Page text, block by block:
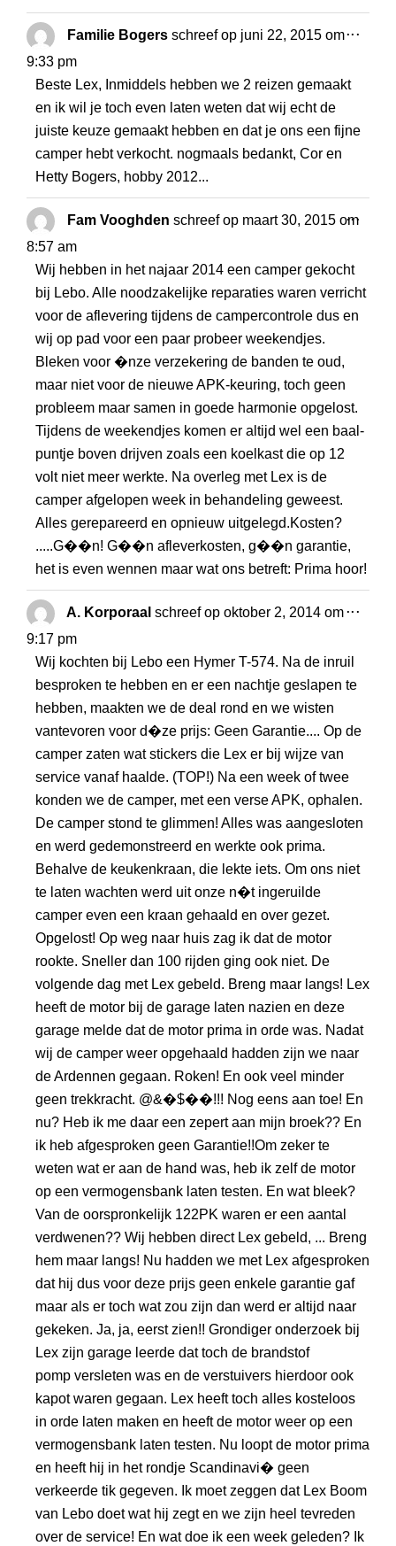
Familie Bogers schreef op juni 22, 2015 om
9:33 pm
Beste Lex, Inmiddels hebben we 2 reizen gemaakt
en ik wil je toch even laten weten dat wij echt de
juiste keuze gemaakt hebben en dat je ons een fijne
camper hebt verkocht. nogmaals bedankt, Cor en
Hetty Bogers, hobby 2012...
...
Fam Vooghden schreef op maart 30, 2015 om
8:57 am
Wij hebben in het najaar 2014 een camper gekocht
bij Lebo. Alle noodzakelijke reparaties waren verricht
voor de aflevering tijdens de campercontrole dus en
wij op pad voor een paar probeer weekendjes.
Bleken voor �nze verzekering de banden te oud,
maar niet voor de nieuwe APK-keuring, toch geen
probleem maar samen in goede harmonie opgelost.
Tijdens de weekendjes komen er altijd wel een baal-
puntje boven drijven zoals een koelkast die op 12
volt niet meer werkte. Na overleg met Lex is de
camper afgelopen week in behandeling geweest.
Alles gerepareerd en opnieuw uitgelegd.Kosten?
.....G��n! G��n afleverkosten, g��n garantie,
het is even wennen maar wat ons betreft: Prima hoor!
...
A. Korporaal schreef op oktober 2, 2014 om
9:17 pm
Wij kochten bij Lebo een Hymer T-574. Na de inruil
besproken te hebben en er een nachtje geslapen te
hebben, maakten we de deal rond en we wisten
vantevoren voor d�ze prijs: Geen Garantie.... Op de
camper zaten wat stickers die Lex er bij wijze van
service vanaf haalde. (TOP!) Na een week of twee
konden we de camper, met een verse APK, ophalen.
De camper stond te glimmen! Alles was aangesloten
en werd gedemonstreerd en werkte ook prima.
Behalve de keukenkraan, die lekte iets. Om ons niet
te laten wachten werd uit onze n�t ingeruilde
camper even een kraan gehaald en over gezet.
Opgelost! Op weg naar huis zag ik dat de motor
rookte. Sneller dan 100 rijden ging ook niet. De
volgende dag met Lex gebeld. Breng maar langs! Lex
heeft de motor bij de garage laten nazien en deze
garage melde dat de motor prima in orde was. Nadat
wij de camper weer opgehaald hadden zijn we naar
de Ardennen gegaan. Roken! En ook veel minder
geen trekkracht. @&�$��!!! Nog eens aan toe! En
nu? Heb ik me daar een zepert aan mijn broek?? En
ik heb afgesproken geen Garantie!!Om zeker te
weten wat er aan de hand was, heb ik zelf de motor
op een vermogensbank laten testen. En wat bleek?
Van de oorspronkelijk 122PK waren er een aantal
verdwenen?? Wij hebben direct Lex gebeld, ... Breng
hem maar langs! Nu hadden we met Lex afgesproken
dat hij dus voor deze prijs geen enkele garantie gaf
maar als er toch wat zou zijn dan werd er altijd naar
gekeken. Ja, ja, eerst zien!! Grondiger onderzoek bij
Lex zijn garage leerde dat toch de brandstof
pomp versleten was en de verstuivers hierdoor ook
kapot waren gegaan. Lex heeft toch alles kosteloos
in orde laten maken en heeft de motor weer op een
vermogensbank laten testen. Nu loopt de motor prima
en heeft hij in het rondje Scandinavi� geen
verkeerde tik gegeven. Ik moet zeggen dat Lex Boom
van Lebo doet wat hij zegt en we zijn heel tevreden
over de service! En wat doe ik een week geleden? Ik
...